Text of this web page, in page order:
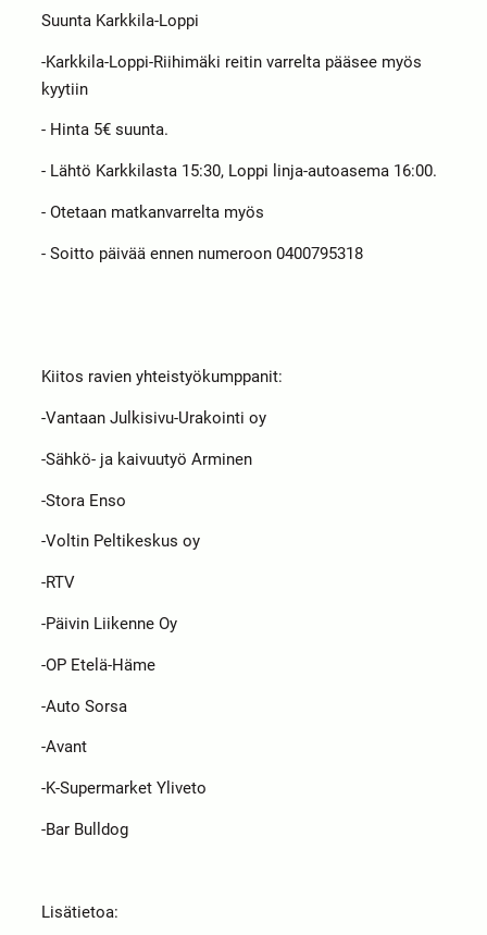
Suunta Karkkila-Loppi
-Karkkila-Loppi-Riihimäki reitin varrelta pääsee myös
kyytiin
- Hinta 5€ suunta.
- Lähtö Karkkilasta 15:30, Loppi linja-autoasema 16:00.
- Otetaan matkanvarrelta myös
- Soitto päivää ennen numeroon 0400795318
Kiitos ravien yhteistyökumppanit:
-Vantaan Julkisivu-Urakointi oy
-Sähkö- ja kaivuutyö Arminen
-Stora Enso
-Voltin Peltikeskus oy
-RTV
-Päivin Liikenne Oy
-OP Etelä-Häme
-Auto Sorsa
-Avant
-K-Supermarket Yliveto
-Bar Bulldog
Lisätietoa: